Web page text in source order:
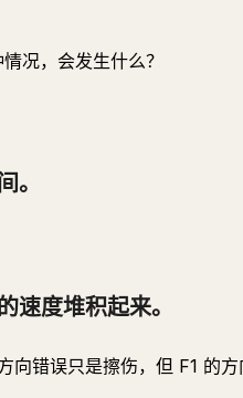
况，会发生什么？
。
速度堆积起来。
错误只是擦伤，但 F1 的方